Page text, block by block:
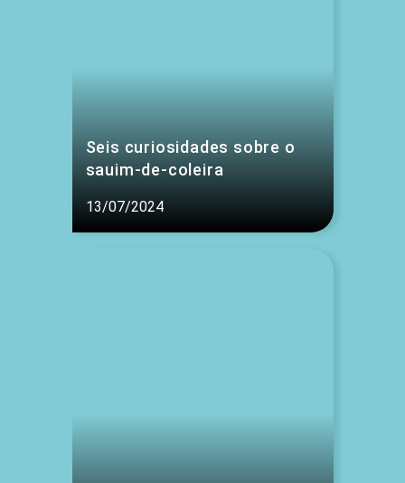
Seis curiosidades sobre o
sauim-de-coleira
13/07/2024